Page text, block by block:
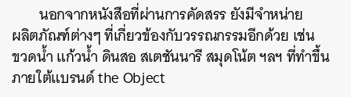
นอกจากหนังสือที่ผ่านการคัดสรร ยังมีจำหน่าย
ผลิตภัณฑ์ต่างๆ ที่เกี่ยวข้องกับวรรณกรรมอีกด้วย เช่น
ขวดน้ำ แก้วน้ำ ดินสอ สเตชันนารี สมุดโน้ต ฯลฯ ที่ทำขึ้น
ภายใต้แบรนด์ the Object